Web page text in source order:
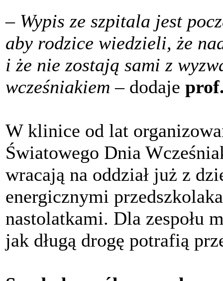
– Wypis ze szpitala jest
aby rodzice wiedzieli, że
i że nie zostają sami z
wcześniakiem –dodaje
W klinice od lat
Światowego Dnia
wracają na oddział już z
energicznymi
nastolatkami. Dla zespołu
jak długą drogę potrafią